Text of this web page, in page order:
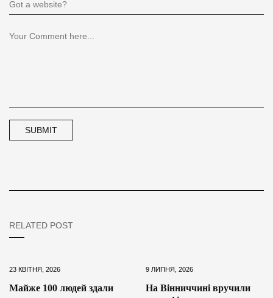
RELATED POST
23 КВІТНЯ, 2026
Майже 100 людей здали
9 ЛИПНЯ, 2026
На Вінниччині вручили